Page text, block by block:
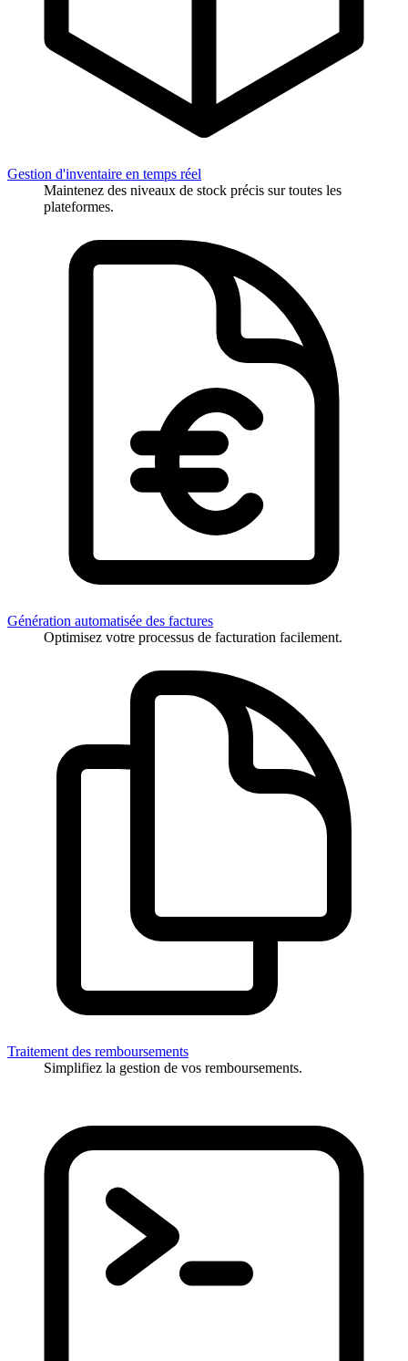
Gestion d'inventaire en temps réel
Maintenez des niveaux de stock précis sur toutes les
plateformes.
Génération automatisée des factures
Optimisez votre processus de facturation facilement.
Traitement des remboursements
Simplifiez la gestion de vos remboursements.